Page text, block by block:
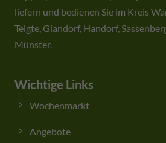
liefern und bedienen Sie im Kreis
Telgte, Glandorf, Handorf,
Münster.
Wichtige Links
Wochenmarkt
Angebote